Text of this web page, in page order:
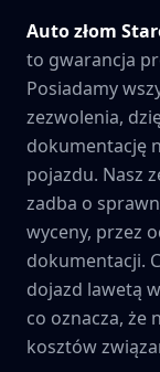
Auto złom
to gwarancja
Posiadamy
zezwolenia,
dokumentację
pojazdu. Nasz
zadba o
wyceny, przez
dokumentacji.
dojazd lawetą
co oznacza, że
kosztów